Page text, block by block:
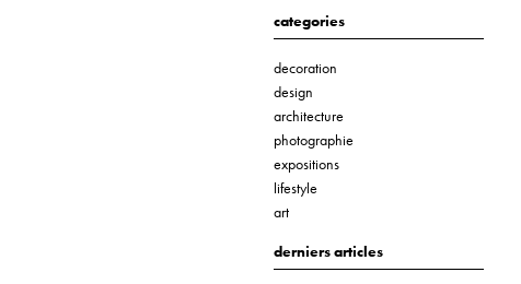
categories
decoration
design
architecture
photographie
expositions
lifestyle
art
derniers articles